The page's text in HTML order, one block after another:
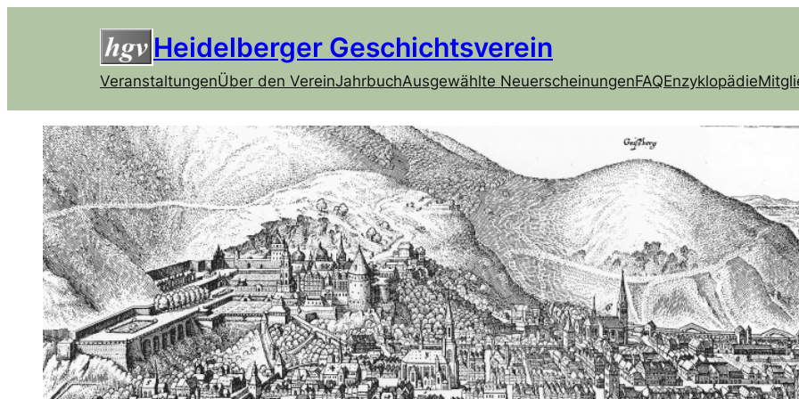
Heidelberger Geschichtsverein
VeranstaltungenÜber den VereinJahrbuchAusgewählte NeuerscheinungenFAQEnzyklopädie